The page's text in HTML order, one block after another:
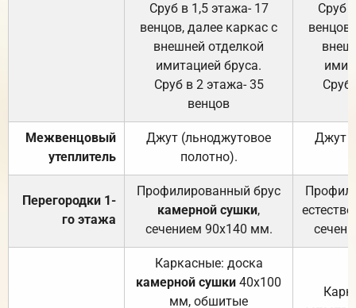
Сруб в 1,5 этажа- 17
венцов, далее каркас с
внешней отделкой
имитацией бруса.
Сруб в 2 этажа- 35
венцов
Сруб
Сруб
Межвенцовый
утеплитель
Джут (льноджутовое
полотно).
Джут
Перегородки 1-
го этажа
Профилированный брус
камерной сушки,
сечением 90х140 мм.
Каркасные: доска
камерной сушки 40х100
мм, обшитые